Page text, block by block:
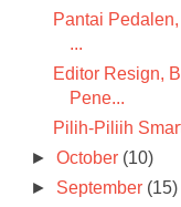
Pantai
...
Editor Resign,
Pene...
Pilih-Piliih
►October (10)
► September (15)